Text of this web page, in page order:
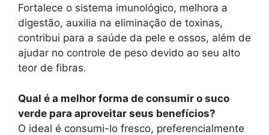
Fortalece o sistema imunológico, melhora a
digestão, auxilia na eliminação de toxinas,
contribui para a saúde da pele e ossos, além de
ajudar no controle de peso devido ao seu alto
teor de fibras.
Qual é a melhor forma de consumir o suco
verde para aproveitar seus benefícios?
O ideal é consumi-lo fresco, preferencialmente